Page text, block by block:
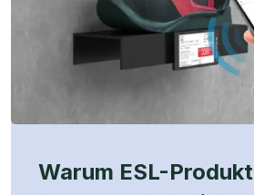
Warum ESL-